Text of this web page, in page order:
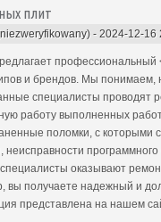
плит
- 2024-12-16
профессиональный
и брендов. Мы понимаем,
специалисты проводят
работу выполненных
поломки, с которыми
неисправности
оказывают
вы получаете надежный и
представлена на нашем